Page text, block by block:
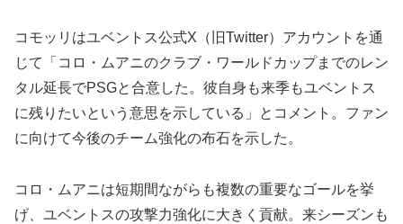
コモッリはユベントス公式X（旧Twitter）アカウントを通
じて「コロ・ムアニのクラブ・ワールドカップまでのレン
タル延長でPSGと合意した。彼自身も来季もユベントス
に残りたいという意思を示している」とコメント。ファン
に向けて今後のチーム強化の布石を示した。
コロ・ムアニは短期間ながらも複数の重要なゴールを挙
げ、ユベントスの攻撃力強化に大きく貢献。来シーズンも